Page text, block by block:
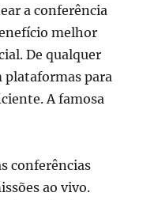
a conferência
melhor
De qualquer
plataformas para
A famosa
conferências
ao vivo.